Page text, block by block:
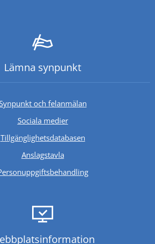
Lämna synpunkt
och felanmälan
Sociala medier
TillgänglighetsdatabasenLänk till annan
Anslagstavla